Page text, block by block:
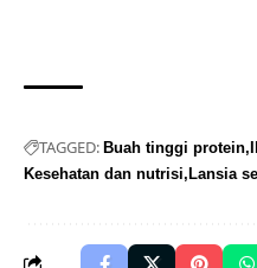
TAGGED: Buah tinggi protein
Kesehatan dan nutrisi Lansia